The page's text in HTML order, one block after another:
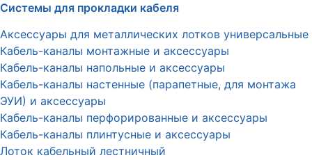
Системы для прокладки кабеля
Аксессуары для металлических лотков универсальные
Кабель-каналы монтажные и аксессуары
Кабель-каналы напольные и аксессуары
Кабель-каналы настенные (парапетные, для монтажа
ЭУИ) и аксессуары
Кабель-каналы перфорированные и аксессуары
Кабель-каналы плинтусные и аксессуары
Лоток кабельный лестничный